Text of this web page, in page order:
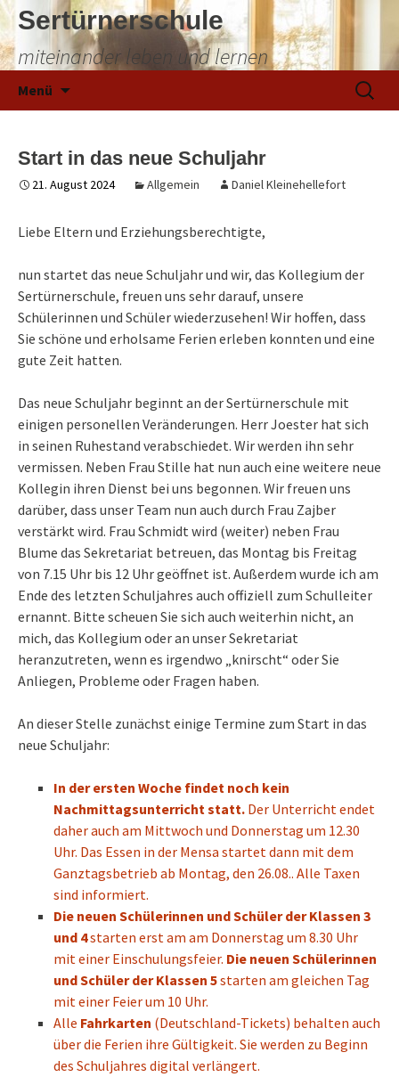
Sertürnerschule
miteinander leben und lernen
Menü
Suchen
nach:
Start in das neue Schuljahr
21. August 2024 Allgemein Daniel Kleinehellefort
Liebe Eltern und Erziehungsberechtigte,
nun startet das neue Schuljahr und wir, das Kollegium der
Sertürnerschule, freuen uns sehr darauf, unsere
Schülerinnen und Schüler wiederzusehen! Wir hoffen, dass
Sie schöne und erholsame Ferien erleben konnten und eine
gute Zeit hatten.
Das neue Schuljahr beginnt an der Sertürnerschule mit
einigen personellen Veränderungen. Herr Joester hat sich
in seinen Ruhestand verabschiedet. Wir werden ihn sehr
vermissen. Neben Frau Stille hat nun auch eine weitere neue
Kollegin ihren Dienst bei uns begonnen. Wir freuen uns
darüber, dass unser Team nun auch durch Frau Zajber
verstärkt wird. Frau Schmidt wird (weiter) neben Frau
Blume das Sekretariat betreuen, das Montag bis Freitag
von 7.15 Uhr bis 12 Uhr geöffnet ist. Außerdem wurde ich am
Ende des letzten Schuljahres auch offiziell zum Schulleiter
ernannt. Bitte scheuen Sie sich auch weiterhin nicht, an
mich, das Kollegium oder an unser Sekretariat
heranzutreten, wenn es irgendwo „knirscht“ oder Sie
Anliegen, Probleme oder Fragen haben.
An dieser Stelle zunächst einige Termine zum Start in das
neue Schuljahr:
In der ersten Woche findet noch kein
Nachmittagsunterricht statt. Der Unterricht endet
daher auch am Mittwoch und Donnerstag um 12.30
Uhr. Das Essen in der Mensa startet dann mit dem
Ganztagsbetrieb ab Montag, den 26.08.. Alle Taxen
sind informiert.
Die neuen Schülerinnen und Schüler der Klassen 3
und 4starten erst am am Donnerstag um 8.30 Uhr
mit einer Einschulungsfeier. Die neuen Schülerinnen
und Schüler der Klassen 5starten am gleichen Tag
mit einer Feier um 10 Uhr.
Alle Fahrkarten (Deutschland-Tickets) behalten auch
über die Ferien ihre Gültigkeit. Sie werden zu Beginn
des Schuljahres digital verlängert.